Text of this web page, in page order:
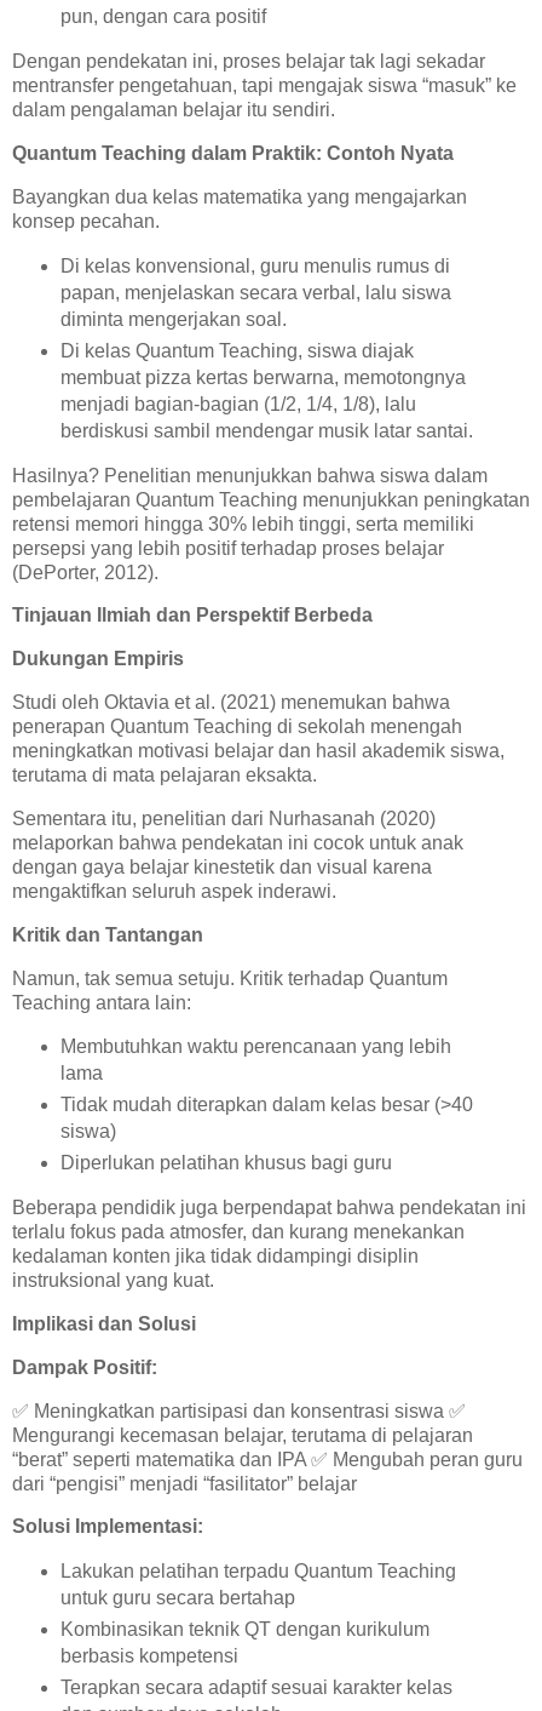
pun, dengan cara positif
Dengan pendekatan ini, proses belajar tak lagi sekadar
mentransfer pengetahuan, tapi mengajak siswa “masuk” ke
dalam pengalaman belajar itu sendiri.
Quantum Teaching dalam Praktik: Contoh Nyata
Bayangkan dua kelas matematika yang mengajarkan
konsep pecahan.
Di kelas konvensional, guru menulis rumus di
papan, menjelaskan secara verbal, lalu siswa
diminta mengerjakan soal.
Di kelas Quantum Teaching, siswa diajak
membuat pizza kertas berwarna, memotongnya
menjadi bagian-bagian (1/2, 1/4, 1/8), lalu
berdiskusi sambil mendengar musik latar santai.
Hasilnya? Penelitian menunjukkan bahwa siswa dalam
pembelajaran Quantum Teaching menunjukkan peningkatan
retensi memori hingga 30% lebih tinggi, serta memiliki
persepsi yang lebih positif terhadap proses belajar
(DePorter, 2012).
Tinjauan Ilmiah dan Perspektif Berbeda
Dukungan Empiris
Studi oleh Oktavia et al. (2021) menemukan bahwa
penerapan Quantum Teaching di sekolah menengah
meningkatkan motivasi belajar dan hasil akademik siswa,
terutama di mata pelajaran eksakta.
Sementara itu, penelitian dari Nurhasanah (2020)
melaporkan bahwa pendekatan ini cocok untuk anak
dengan gaya belajar kinestetik dan visual karena
mengaktifkan seluruh aspek inderawi.
Kritik dan Tantangan
Namun, tak semua setuju. Kritik terhadap Quantum
Teaching antara lain:
Membutuhkan waktu perencanaan yang lebih
lama
Tidak mudah diterapkan dalam kelas besar (>40
siswa)
Diperlukan pelatihan khusus bagi guru
Beberapa pendidik juga berpendapat bahwa pendekatan ini
terlalu fokus pada atmosfer, dan kurang menekankan
kedalaman konten jika tidak didampingi disiplin
instruksional yang kuat.
Implikasi dan Solusi
Dampak Positif:
✅ Meningkatkan partisipasi dan konsentrasi siswa ✅
Mengurangi kecemasan belajar, terutama di pelajaran
“berat” seperti matematika dan IPA ✅ Mengubah peran guru
dari “pengisi” menjadi “fasilitator” belajar
Solusi Implementasi:
Lakukan pelatihan terpadu Quantum Teaching
untuk guru secara bertahap
Kombinasikan teknik QT dengan kurikulum
berbasis kompetensi
Terapkan secara adaptif sesuai karakter kelas